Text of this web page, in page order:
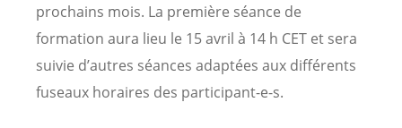
prochains mois. La première séance de
formation aura lieu le 15 avril à 14 h CET et sera
suivie d’autres séances adaptées aux différents
fuseaux horaires des participant-e-s.